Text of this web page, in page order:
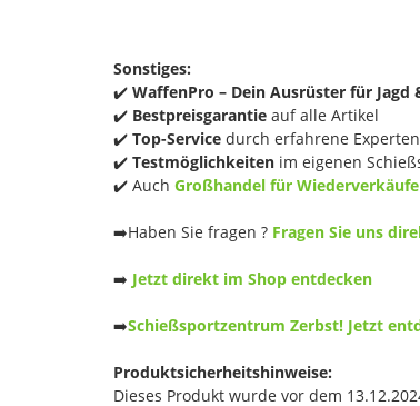
Sonstiges:
✔️ WaffenPro – Dein Ausrüster für Jagd
✔️ Bestpreisgarantie auf alle Artikel
✔️ Top-Service durch erfahrene Experten
✔️ Testmöglichkeiten im eigenen
✔️ Auch Großhandel für
➡️Haben Sie fragen ? Fragen Sie uns
➡️ Jetzt direkt im Shop entdecken
➡️Schießsportzentrum Zerbst! Jetzt
Produktsicherheitshinweise:
Dieses Produkt wurde vor dem